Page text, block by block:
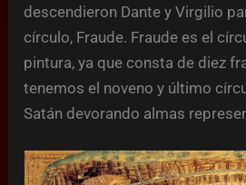
descendieron Dante y Virgilio
círculo, Fraude. Fraude es el
pintura, ya que consta de diez
tenemos el noveno y último
Satán devorando almas